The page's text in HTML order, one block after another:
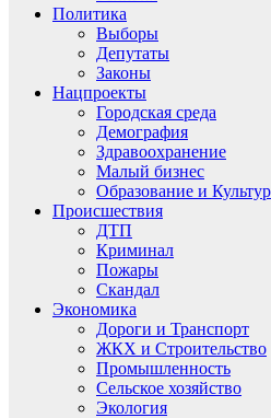
Политика
Выборы
Депутаты
Законы
Нацпроекты
Городская среда
Демография
Здравоохранение
Малый бизнес
Образование и
Происшествия
ДТП
Криминал
Пожары
Скандал
Экономика
Дороги и Транспорт
ЖКХ и Строительство
Промышленность
Сельское хозяйство
Экология